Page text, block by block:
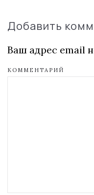
Добавить
Ваш адрес email
КОММЕНТАРИЙ